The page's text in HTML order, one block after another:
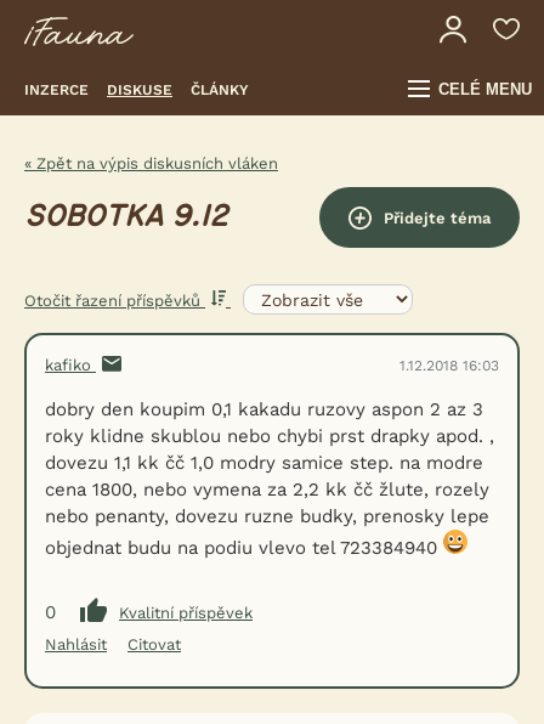
INZERCE DISKUSE ČLÁNKY CELÉ MENU
« Zpět na výpis diskusních vláken
SOBOTKA 9.12 Přidejte téma
Otočit řazení příspěvků
kafiko 1.12.2018 16:03
dobry den koupim 0,1 kakadu ruzovy aspon 2 az 3
roky klidne skublou nebo chybi prst drapky apod. ,
dovezu 1,1 kk čč 1,0 modry samice step. na modre
cena 1800, nebo vymena za 2,2 kk čč žlute, rozely
nebo penanty, dovezu ruzne budky, prenosky lepe
objednat budu na podiu vlevo tel 723384940
0
Kvalitní příspěvek
Nahlásit
Citovat